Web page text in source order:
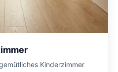
Kinderzimmer